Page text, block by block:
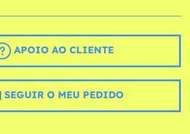
APOIO AO CLIENTE
SEGUIR O MEU PEDIDO